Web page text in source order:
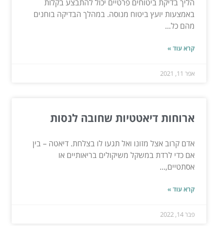
הליך בדיקת ביטוחים פרטיים יכול להתבצע בקלות
באמצעות יועץ ביטוח מנוסה. במהלך הבדיקה בוחנים
מהם כל...
קרא עוד »
אפר 11, 2021
ארוחות דיאטטיות שחובה לנסות
אדם קרוב אצל מזונו ואל תגעו לו בצלחת. דיאטה – בין
אם כדי לרדת במשקל משיקולים בריאותיים או
אסתטיים,...
קרא עוד »
פבר 14, 2022